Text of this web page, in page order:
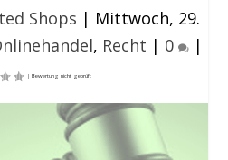
Shops | Mittwoch, 29.
, Recht | 0 |